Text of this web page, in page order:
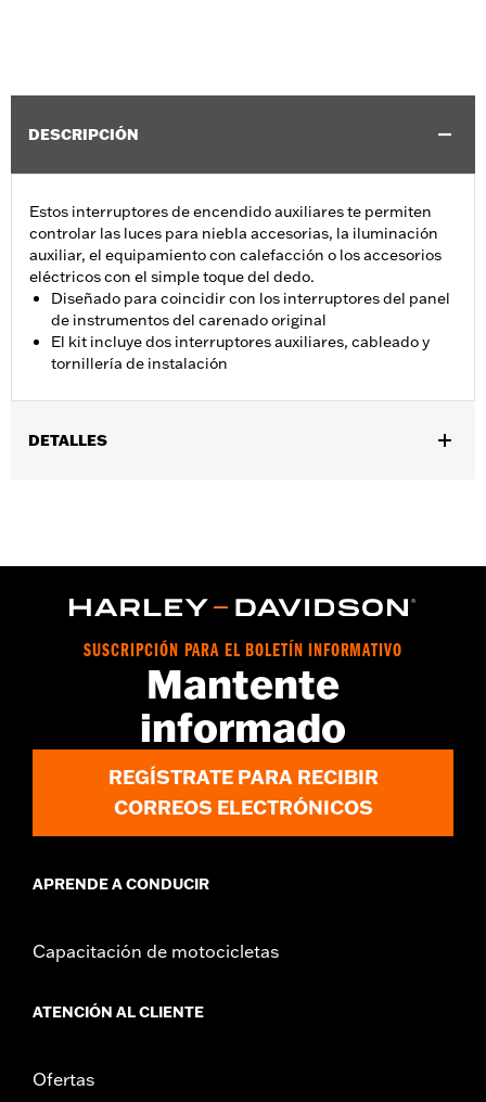
DESCRIPCIÓN
Estos interruptores de encendido auxiliares te permiten
controlar las luces para niebla accesorias, la iluminación
auxiliar, el equipamiento con calefacción o los accesorios
eléctricos con el simple toque del dedo.
Diseñado para coincidir con los interruptores del panel
de instrumentos del carenado original
El kit incluye dos interruptores auxiliares, cableado y
tornillería de instalación
DETALLES
vinRequerido:false
d.com/warrantyfor full details
SUSCRIPCIÓN PARA EL BOLETÍN INFORMATIVO
Mantente
informado
REGÍSTRATE PARA RECIBIR
CORREOS ELECTRÓNICOS
APRENDE A CONDUCIR
Capacitación de motocicletas
ATENCIÓN AL CLIENTE
Ofertas